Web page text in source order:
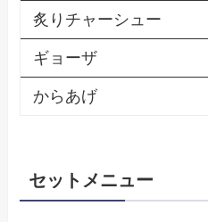
炙りチャーシュー
ギョーザ
からあげ
セットメニュー